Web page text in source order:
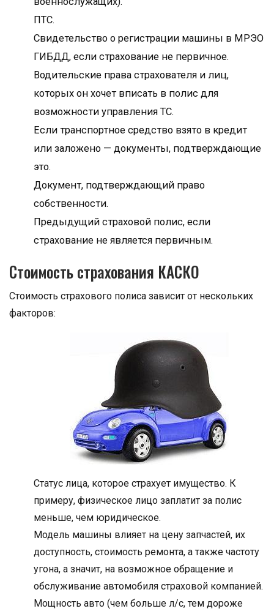
ПТС.
Свидетельство о регистрации машины в МРЭО
ГИБДД, если страхование не первичное.
Водительские права страхователя и лиц,
которых он хочет вписать в полис для
возможности управления ТС.
Если транспортное средство взято в кредит
или заложено — документы, подтверждающие
это.
Документ, подтверждающий право
собственности.
Предыдущий страховой полис, если
страхование не является первичным.
Стоимость страхования КАСКО
Стоимость страхового полиса зависит от нескольких
факторов:
Статус лица, которое страхует имущество. К
примеру, физическое лицо заплатит за полис
меньше, чем юридическое.
Модель машины влияет на цену запчастей, их
доступность, стоимость ремонта, а также частоту
угона, а значит, на возможное обращение и
обслуживание автомобиля страховой компанией.
Мощность авто (чем больше л/с, тем дороже